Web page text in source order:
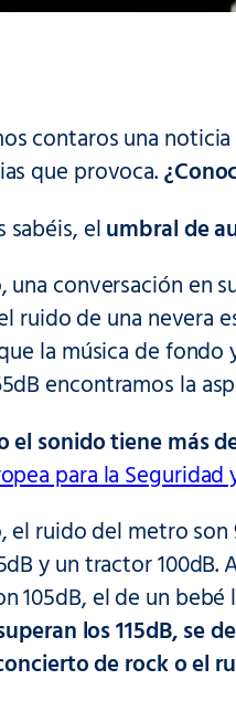
contaros una
que provoca.
elumbral de
una conversación en
ruido de una nevera
la música de
encontramos la
el sonido tiene más
para la Seguridad
el ruido del metro
y un tractor
105dB, el de un bebé
los 115dB, se
de rock o el